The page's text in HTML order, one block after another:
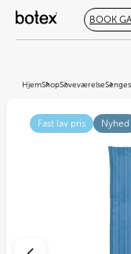
BOOK
HjemShopSoveværelse
Fast lav pris Nyhed